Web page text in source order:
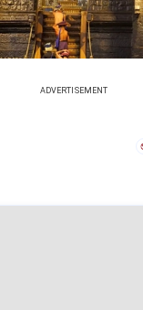
ADVERTISEMENT